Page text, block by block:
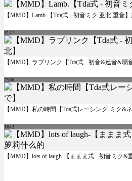
【MMD】Lamb.【Tda式 - 初音ミク.亚北.重音
3147
【MMD】ラブリンク【Tda式 - 初音&巡音&弱
2536
【MMD】私の時間【Tda式レーシング-ミク&
1642
【MMD】lots of laugh-【ままま式 - 初音ミク